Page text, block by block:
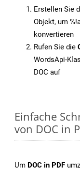
Erstellen Sie
Objekt, um
konvertieren
Rufen Sie die
WordsApi-
DOC auf
Einfache
von DOC in
Um DOC in PDF